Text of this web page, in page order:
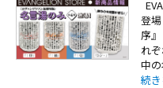
登
序
れ
中
“【
続